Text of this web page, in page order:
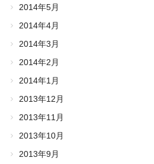
2014年5月
2014年4月
2014年3月
2014年2月
2014年1月
2013年12月
2013年11月
2013年10月
2013年9月